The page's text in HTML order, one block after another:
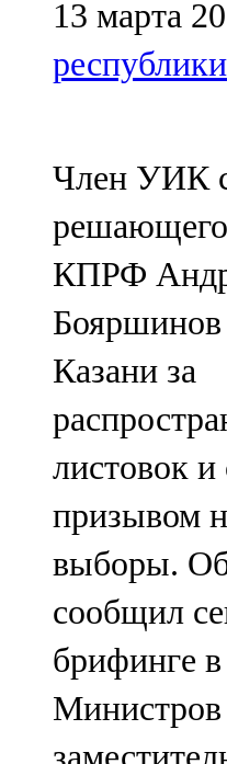
106,2 FM
Минзәлә
Мөслим
100,0 FM
Нурлат
104,7 FM
Олы Әтнә
71,42 FM
Сарман
107,8 FM
Теләче
106,1 FM
Түбән Кама
102,6 FM
13 марта
республики
Член УИК
решающего
КПРФ
Бояршинов
Казани за
листовок и
призывом
выборы.
сообщил
брифинге